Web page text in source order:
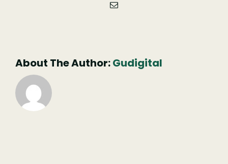
Email
About The Author:Gudigital